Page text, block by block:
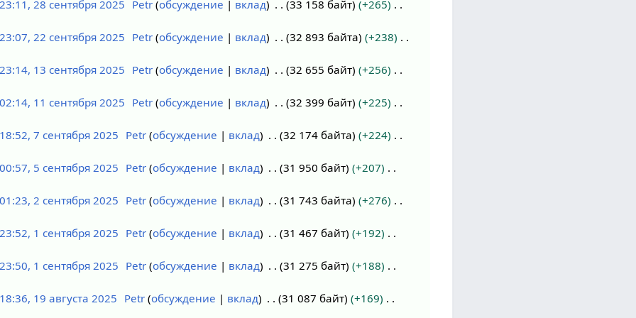
23:11, 28 сентября 2025 Petr обсуждение вклад 33 158 байт
+265
23:07, 22 сентября 2025 Petr обсуждение вклад 32 893 байта
+238
23:14, 13 сентября 2025 Petr обсуждение вклад 32 655 байт
+256
02:14, 11 сентября 2025 Petr обсуждение вклад 32 399 байт
+225
18:52, 7 сентября 2025 Petr обсуждение вклад 32 174 байта
+224
00:57, 5 сентября 2025 Petr обсуждение вклад 31 950 байт
+207
01:23, 2 сентября 2025 Petr обсуждение вклад 31 743 байта
+276
23:52, 1 сентября 2025 Petr обсуждение вклад 31 467 байт
+192
23:50, 1 сентября 2025 Petr обсуждение вклад 31 275 байт
+188
18:36, 19 августа 2025 Petr обсуждение вклад 31 087 байт
+169